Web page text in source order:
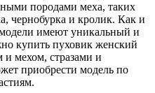
породами меха, таких
чернобурка и кролик. Как и
имеют уникальный и
купить пуховик женский
мехом, стразами и
приобрести модель по